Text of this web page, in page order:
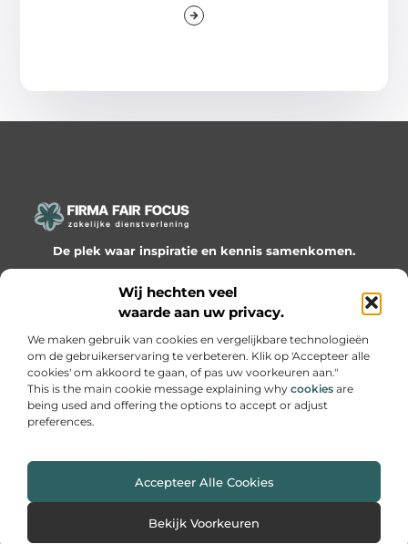
Wij hechten veel
waarde aan uw privacy.
We maken gebruik van cookies en vergelijkbare technologieën
om de gebruikerservaring te verbeteren. Klik op 'Accepteer alle
cookies' om akkoord te gaan, of pas uw voorkeuren aan."
This is the main cookie message explaining why cookies are
being used and offering the options to accept or adjust
preferences.
Accepteer Alle Cookies
Bekijk Voorkeuren
De plek waar inspiratie en kennis samenkomen.
Ontdek onze blogs en artikelen en laat je verrassen door
waardevolle inzichten en nieuwe ideeën!
Bericht categorie
Onze informatie
Cookiebeleid (EU)